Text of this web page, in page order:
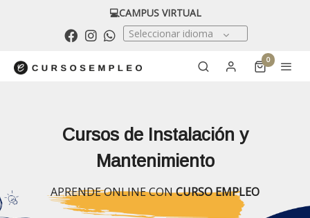
💻CAMPUS VIRTUAL
Seleccionar idioma
0
Cursos de Instalación y
Mantenimiento
APRENDE ONLINE CONCURSO EMPLEO